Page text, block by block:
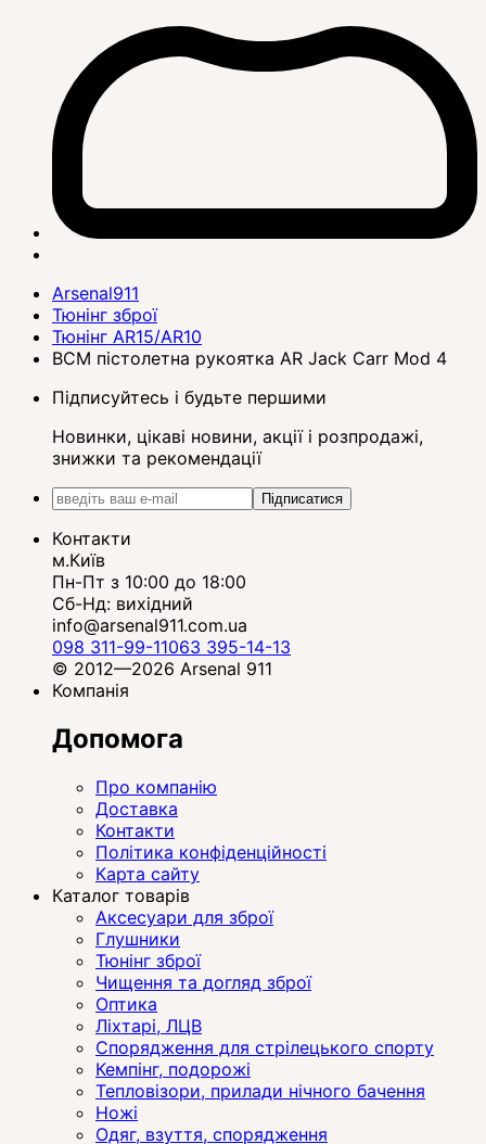
Arsenal911
Тюнінг зброї
Тюнінг AR15/AR10
BCM пістолетна рукоятка AR Jack Carr Mod 4
Підписуйтесь і будьте першими
Новинки, цікаві новини, акції і розпродажі,
знижки та рекомендації
Підписатися
Контакти
м.Київ
Пн-Пт з 10:00 до 18:00
Сб-Нд: вихідний
info@arsenal911.com.ua
098 311-99-11063 395-14-13
© 2012—2026 Arsenal 911
Компанія
Допомога
Про компанію
Доставка
Контакти
Політика конфіденційності
Карта сайту
Каталог товарів
Аксесуари для зброї
Глушники
Тюнінг зброї
Чищення та догляд зброї
Оптика
Ліхтарі, ЛЦВ
Спорядження для стрілецького спорту
Кемпінг, подорожі
Тепловізори, прилади нічного бачення
Ножі
Одяг, взуття, спорядження